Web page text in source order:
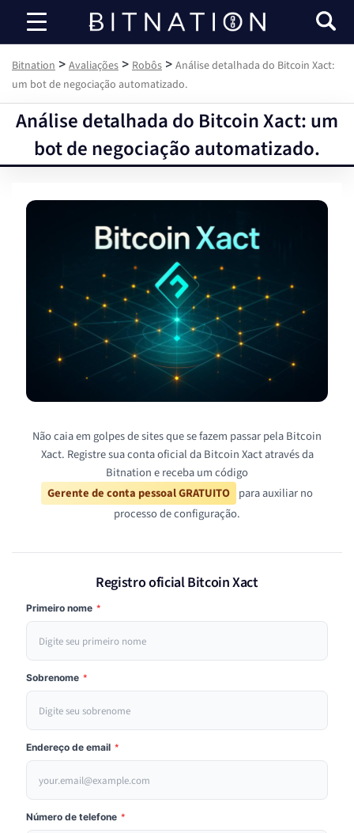
Bitnation
Bitnation > Avaliações > Robôs > Análise detalhada do Bitcoin Xact:
um bot de negociação automatizado.
Análise detalhada do Bitcoin Xact: um
bot de negociação automatizado.
Não caia em golpes de sites que se fazem passar pela Bitcoin
Xact. Registre sua conta oficial da Bitcoin Xact através da
Bitnation e receba um código
Gerente de conta pessoal GRATUITO para auxiliar no
processo de configuração.
Registro oficial Bitcoin Xact
Primeiro nome *
Sobrenome *
Endereço de email *
Número de telefone *